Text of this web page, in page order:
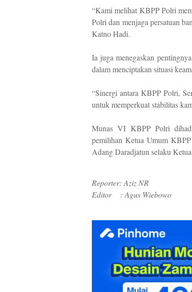
“Kami melihat KBPP Polri
Polri dan menjaga persatuan
Katno Hadi.
Ia juga menegaskan
dalam menciptakan situasi
“Sinergi antara KBPP Polri,
untuk memperkuat stabilitas
Munas VI KBPP Polri
pemilihan Ketua Umum
Adang Daradjatun selaku
Reporter: Aziz NR
Editor : Agus Wiebowo